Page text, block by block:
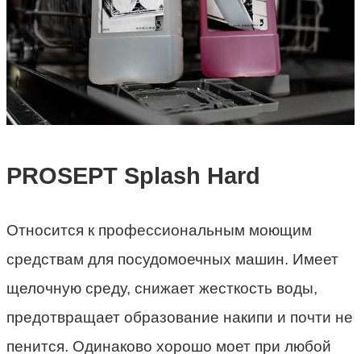
PROSEPT Splash Hard
Относится к профессиональным моющим
средствам для посудомоечных машин. Имеет
щелочную среду, снижает жесткость воды,
предотвращает образование накипи и почти не
пенится. Одинаково хорошо моет при любой